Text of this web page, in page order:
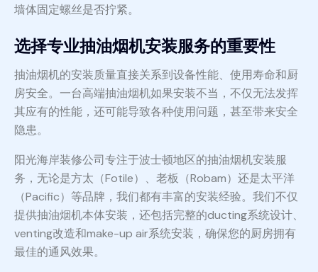
墙体固定螺丝是否拧紧。
选择专业抽油烟机安装服务的重要性
抽油烟机的安装质量直接关系到设备性能、使用寿命和厨
房安全。一台高端抽油烟机如果安装不当，不仅无法发挥
其应有的性能，还可能导致各种使用问题，甚至带来安全
隐患。
阳光海岸装修公司专注于波士顿地区的抽油烟机安装服
务，无论是方太（Fotile）、老板（Robam）还是太平洋
（Pacific）等品牌，我们都有丰富的安装经验。我们不仅
提供抽油烟机本体安装，还包括完整的ducting系统设计、
venting改造和make-up air系统安装，确保您的厨房拥有
最佳的通风效果。